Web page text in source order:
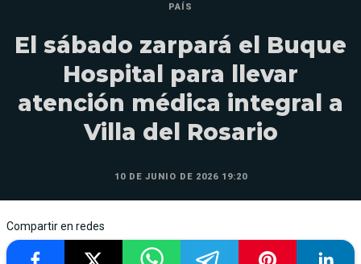
PAÍS
El sábado zarpará el Buque
Hospital para llevar
atención médica integral a
Villa del Rosario
10 DE JUNIO DE 2026 19:20
Compartir en redes